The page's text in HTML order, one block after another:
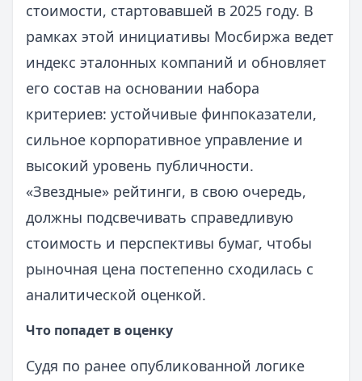
стоимости, стартовавшей в 2025 году. В
рамках этой инициативы Мосбиржа ведет
индекс эталонных компаний и обновляет
его состав на основании набора
критериев: устойчивые финпоказатели,
сильное корпоративное управление и
высокий уровень публичности.
«Звездные» рейтинги, в свою очередь,
должны подсвечивать справедливую
стоимость и перспективы бумаг, чтобы
рыночная цена постепенно сходилась с
аналитической оценкой.
Что попадет в оценку
Судя по ранее опубликованной логике